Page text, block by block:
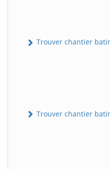
Trouver chantier
Trouver chantier